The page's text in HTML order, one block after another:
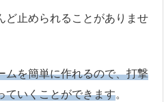
ど止められることがありませ
ムを簡単に作れるので、打撃
ていくことができます。